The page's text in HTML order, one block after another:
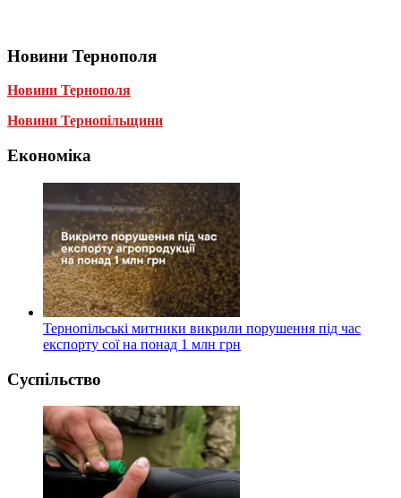
Новини Тернополя
Новини Тернополя
Новини Тернопільщини
Економіка
Тернопільські митники викрили порушення під час
експорту сої на понад 1 млн грн
Суспільство